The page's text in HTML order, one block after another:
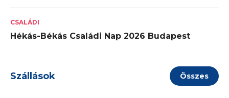
CSALÁDI
Hékás-Békás Családi Nap 2026 Budapest
Szállások Összes